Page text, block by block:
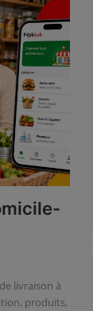
livraison à
produits,